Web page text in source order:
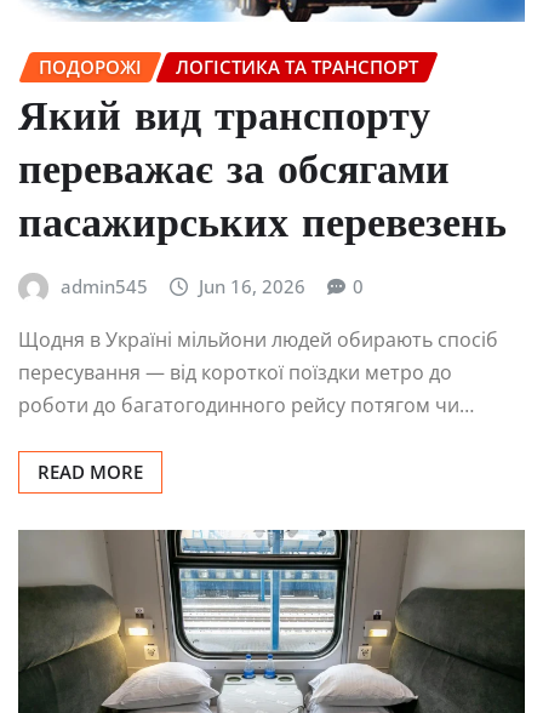
ПОДОРОЖІ ЛОГІСТИКА ТА ТРАНСПОРТ
Який вид транспорту
переважає за обсягами
пасажирських перевезень
admin545 Jun 16, 2026 0
Щодня в Україні мільйони людей обирають спосіб
пересування — від короткої поїздки метро до
роботи до багатогодинного рейсу потягом чи…
READ MORE